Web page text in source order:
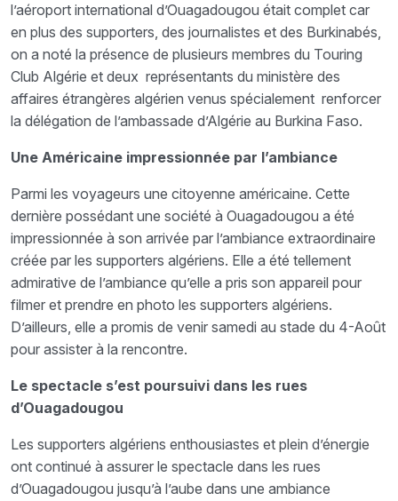
l’aéroport international d’Ouagadougou était complet car
en plus des supporters, des journalistes et des Burkinabés,
on a noté la présence de plusieurs membres du Touring
Club Algérie et deux représentants du ministère des
affaires étrangères algérien venus spécialement renforcer
la délégation de l’ambassade d’Algérie au Burkina Faso.
Une Américaine impressionnée par l’ambiance
Parmi les voyageurs une citoyenne américaine. Cette
dernière possédant une société à Ouagadougou a été
impressionnée à son arrivée par l’ambiance extraordinaire
créée par les supporters algériens. Elle a été tellement
admirative de l’ambiance qu’elle a pris son appareil pour
filmer et prendre en photo les supporters algériens.
D’ailleurs, elle a promis de venir samedi au stade du 4-Août
pour assister à la rencontre.
Le spectacle s’est poursuivi dans les rues
d’Ouagadougou
Les supporters algériens enthousiastes et plein d’énergie
ont continué à assurer le spectacle dans les rues
d’Ouagadougou jusqu’à l’aube dans une ambiance